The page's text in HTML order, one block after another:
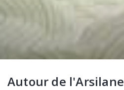
Autour de l'Arsilane